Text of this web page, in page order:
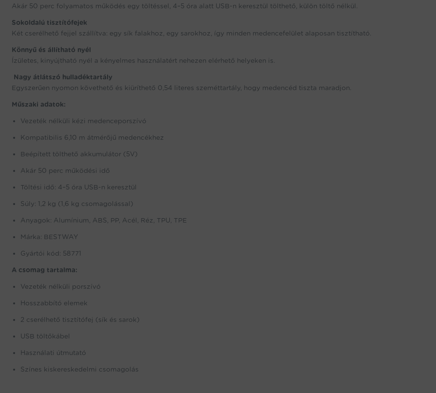
Akár 50 perc folyamatos működés egy töltéssel, 4–5 óra alatt USB-n keresztül tölthető, külön töltő nélkül.
Sokoldalú tisztítófejek
Két cserélhető fejjel szállítva: egy sík falakhoz, egy sarokhoz, így minden medencefelület alaposan tisztítható.
Könnyű és állítható nyél
Ízületes, kinyújtható nyél a kényelmes használatért nehezen elérhető helyeken is.
Nagy átlátszó hulladéktartály
Egyszerűen nyomon követhető és kiüríthető 0,54 literes szeméttartály, hogy medencéd tiszta maradjon.
Műszaki adatok:
Vezeték nélküli kézi medenceporszívó
Kompatibilis 6,10 m átmérőjű medencékhez
Beépített tölthető akkumulátor (5V)
Akár 50 perc működési idő
Töltési idő: 4–5 óra USB-n keresztül
Súly: 1,2 kg (1,6 kg csomagolással)
Anyagok: Alumínium, ABS, PP, Acél, Réz, TPU, TPE
Márka: BESTWAY
Gyártói kód: 58771
A csomag tartalma:
Vezeték nélküli porszívó
Hosszabbító elemek
2 cserélhető tisztítófej (sík és sarok)
USB töltőkábel
Használati útmutató
Színes kiskereskedelmi csomagolás